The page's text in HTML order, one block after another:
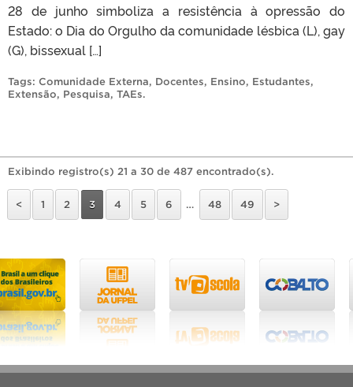
28 de junho simboliza a resistência à opressão do
Estado: o Dia do Orgulho da comunidade lésbica (L), gay
(G), bissexual […]
Tags: Comunidade Externa, Docentes, Ensino, Estudantes,
Extensão, Pesquisa, TAEs.
Exibindo registro(s) 21 a 30 de 487 encontrado(s).
< 1 2 3 4 5 6 … 48 49 >